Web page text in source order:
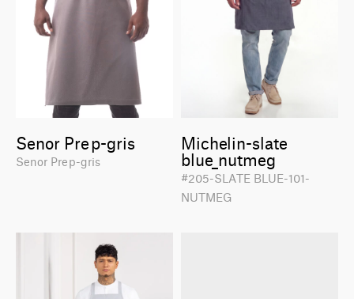
Senor Prep-gris
Senor Prep-gris
Michelin-slate
blue_nutmeg
#205-SLATE BLUE-101-
NUTMEG